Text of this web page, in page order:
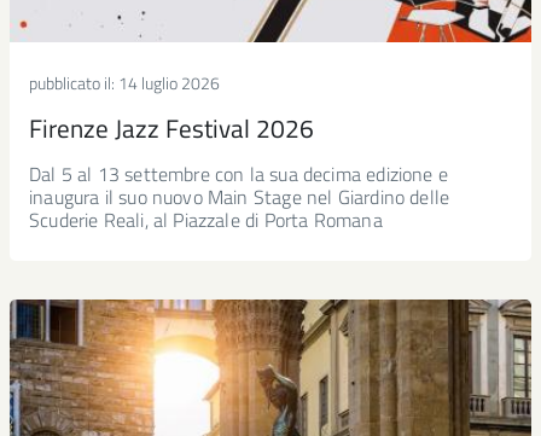
pubblicato il: 14 luglio 2026
Firenze Jazz Festival 2026
Dal 5 al 13 settembre con la sua decima edizione e
inaugura il suo nuovo Main Stage nel Giardino delle
Scuderie Reali, al Piazzale di Porta Romana